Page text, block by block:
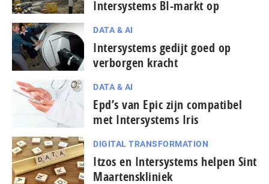
Intersystems BI-markt op
DATA & AI
Intersystems gedijt goed op
verborgen kracht
DATA & AI
Epd’s van Epic zijn compatibel
met Intersystems Iris
DIGITAL TRANSFORMATION
Itzos en Intersystems helpen Sint
Maartenskliniek